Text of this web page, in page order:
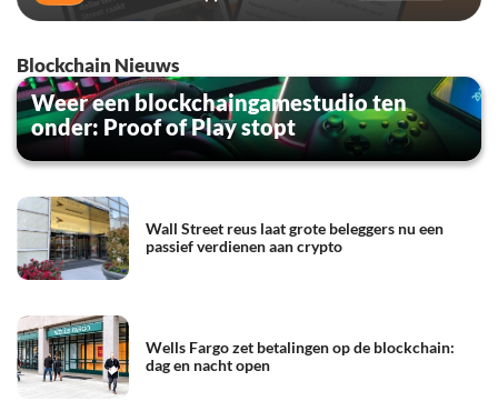
Blockchain Nieuws
Weer een blockchaingamestudio ten
onder: Proof of Play stopt
Wall Street reus laat grote beleggers nu een
passief verdienen aan crypto
Wells Fargo zet betalingen op de blockchain:
dag en nacht open